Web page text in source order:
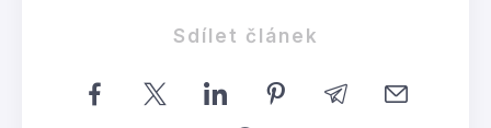
Sdílet článek